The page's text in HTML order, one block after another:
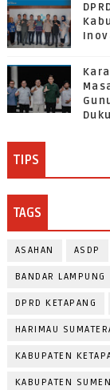
TIPS
TAGS
ASAHAN ASDP
BANDAR LAMPUNG
DPRD KETAPANG
HARIMAU
KABUPATEN
KABUPATEN